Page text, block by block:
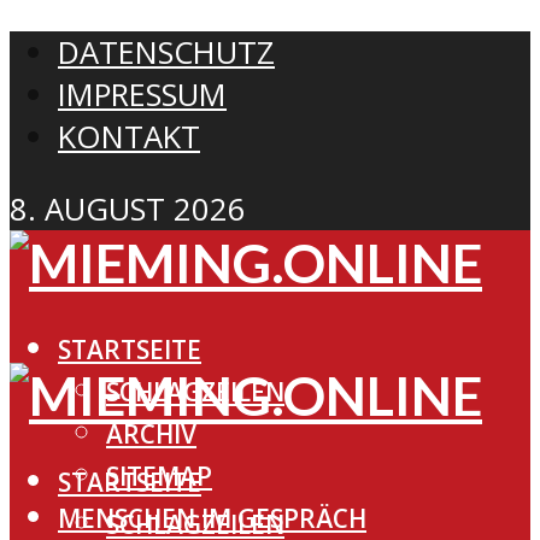
DATENSCHUTZ
IMPRESSUM
KONTAKT
8. AUGUST 2026
STARTSEITE
SCHLAGZEILEN
ARCHIV
SITEMAP
MENSCHEN IM GESPRÄCH
STARTSEITE
SCHLAGZEILEN